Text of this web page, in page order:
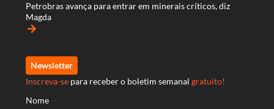
Petrobras avança para entrar em minerais críticos, diz
Magda
arrow_forward
Newsletter
Inscreva-se para receber o boletim semanal gratuito!
Nome